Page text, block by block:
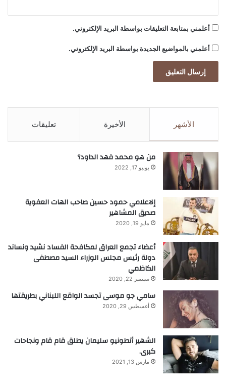
أعلمني بمتابعة التعليقات بواسطة البريد الإلكتروني.
أعلمني بالمواضيع الجديدة بواسطة البريد الإلكتروني.
الأشهر الأخيرة تعليقات
من هو محمد فهد الداود؟
يونيو 17, 2022
إلاعلامي حمود حسين صاحب الهات العفوية
صديق المشاهير
مايو 19, 2020
أعضاء تجمع العراق لمكافحة الفساد نشيد ونساند
دولة رئيس مجلس الوزراء السيد مصطفى
الكاظمي
سبتمبر 22, 2020
سامي جو موسى تجسد الواقع اللبناني بطريقتها
أغسطس 29, 2020
الشهير أنطونيو سليمان يطلق قام قام ونجاحات
كبرى.
مارس 13, 2021